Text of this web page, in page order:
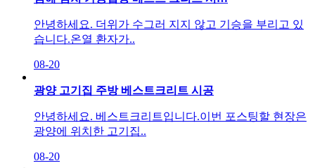
안녕하세요. 더위가 수그러 지지 않고 기승을 부리고 있
습니다.온열 환자가..
08-20
광양 고기집 주방 베스트크리트 시공
안녕하세요. 베스트크리트입니다.이번 포스팅할 현장은
광양에 위치한 고기집..
08-20